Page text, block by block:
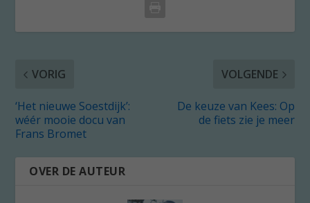
VORIG
‘Het nieuwe Soestdijk’:
wéér mooie docu van
Frans Bromet
VOLGENDE
De keuze van Kees: Op
de fiets zie je meer
OVER DE AUTEUR